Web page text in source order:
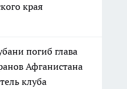
края
погиб глава
Афганистана
клуба